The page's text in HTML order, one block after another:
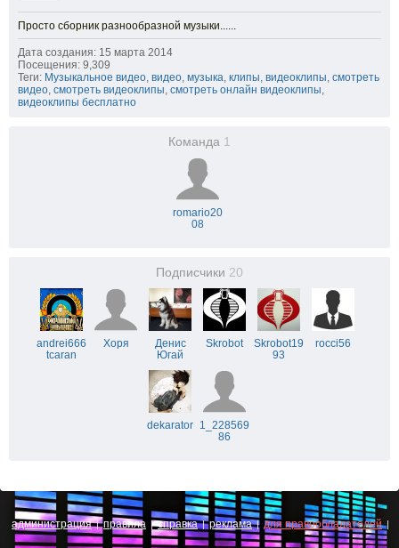
Просто сборник разнообразной музыки......
Дата создания: 15 марта 2014
Посещения: 9,309
Теги: Музыкальное видео, видео, музыка, клипы, видеоклипы, смотреть
видео, смотреть видеоклипы, смотреть онлайн видеоклипы,
видеоклипы бесплатно
Команда 1
romario20
08
Подписчики 20
andrei666
tcaran
Хоря
Денис
Югай
Skrobot
Skrobot19
93
rocci56
dekarator 1_228569
86
администрация|правила |справка|реклама| для правообладателей|